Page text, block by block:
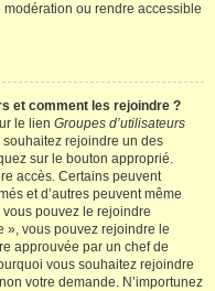
ou rendre accessible
et comment les rejoindre ?
le lien Groupes d’utilisateurs
souhaitez rejoindre un des
sur le bouton approprié.
accès. Certains peuvent
et d’autres peuvent même
pouvez le rejoindre
», vous pouvez rejoindre le
approuvée par un chef de
vous souhaitez rejoindre
votre demande. N’importunez